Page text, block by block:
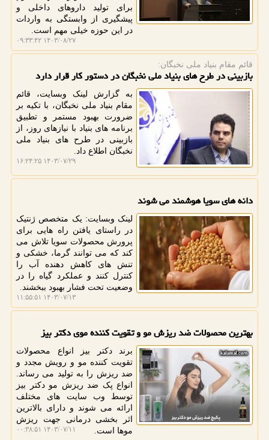
برای تولید داروهای داخلی و
پیشگیری از وابستگی به واردات
در این حوزه خیلی مهم است.
۱۴۰۳/۰۸/۲۷ ۰۹:۳۳:۴۲
قائم مقام بنیاد ملی نخبگان:
بازبینی در طرح های بنیاد ملی نخبگان در دستور کار قرار دارد
به گزارش لینک وبسایت، قائم
مقام بنیاد ملی نخبگان، با تکیه بر
ضرورت بهبود مستمر و تطبیق
برنامه های بنیاد با نیازهای روز، از
بازبینی در طرح های بنیاد ملی
نخبگان اطلاع داد.
۱۴۰۳/۰۷/۲۹ ۱۶:۲۴:۲۵
دانه های سویا هوشمند می شوند
لینک وبسایت: یک متخصص ژنتیک
در راستای یافتن راه هایی برای
پرورش محصولات سویا تلاش می
کند که می توانند گرما، خشکی و
تنش های کاهش دهنده آب را
کنترل کنند و عملکرد گیاه را در
وضعیت تحت فشار بهبود ببخشند.
۱۴۰۳/۰۷/۱۳ ۱۱:۵۵:۵۱
بهترین محصولات ضد ریزش مو و تقویت کننده موی دکتر بیز
برند دکتر بیز انواع محصولات
تقویت کننده مو و رویش مجدد و
ضد ریزش را به تولید می رساند.
انواع پک ضد ریزش مو دکتر بیز
توسط وب سایت های مختلف
ارائه می شوند و دارای بالاترین
اثر بخشی درمانی جهت ریزش
موها است.
۱۴۰۳/۰۷/۱۱ ۰۰:۳۸:۵۱